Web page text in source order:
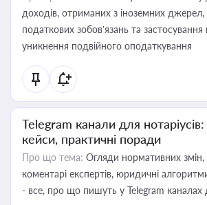
доходів, отриманих з іноземних джерел,
податкових зобов’язань та
уникнення подвійного оподаткування
Telegram канали для
кейси, практичні поради
Про що тема: Огляди нормативних змін,
коментарі експертів, юридичні
- все, про що пишуть у Telegram каналах